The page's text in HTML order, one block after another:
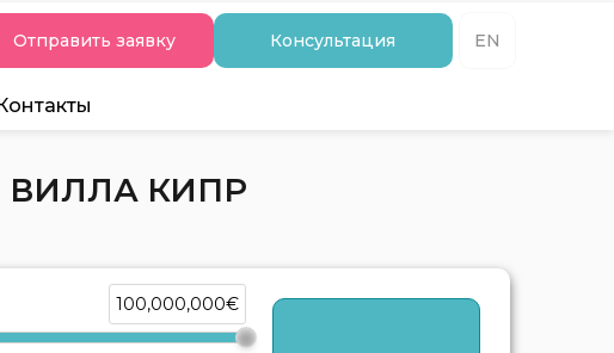
Отправить заявку Консультация EN
КИПР
100,000,000€